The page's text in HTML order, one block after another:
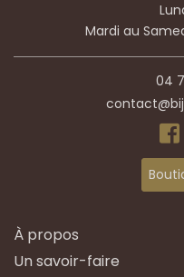
Mardi au
04
À propos
Un savoir-faire